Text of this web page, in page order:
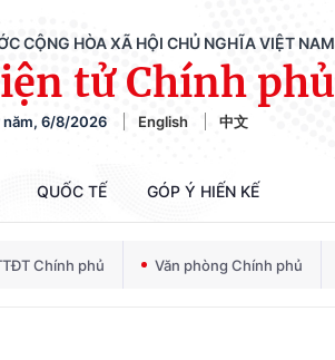
CỘNG HÒA XÃ HỘI CHỦ NGHĨA VIỆT NAM
tử Chính phủ
năm, 6/8/2026 English 中文
QUỐC TẾ GÓP Ý HIẾN KẾ
Chính phủ Văn phòng Chính phủ